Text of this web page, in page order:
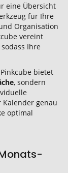
eine Übersicht
für Ihre
Organisation
vereint
Ihre
bietet
, sondern
Kalender genau
optimal